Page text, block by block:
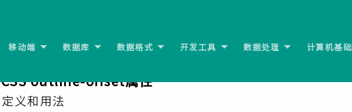
移动端 数据库 数据格式 开发工具 数据处理 计算机基础
CSS outline-offset属性
定义和用法